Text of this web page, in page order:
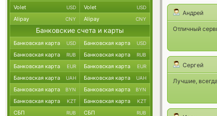
Андрей
Отличный
Сергей
Лучшие,
Volet USD Volet USD
Alipay CNY Alipay CNY
Банковские счета и карты
Банковская карта USD Банковская карта USD
Банковская карта RUB Банковская карта RUB
Банковская карта EUR Банковская карта EUR
Банковская карта UAH Банковская карта UAH
Банковская карта BYN Банковская карта BYN
Банковская карта KZT Банковская карта KZT
СБП RUB СБП RUB